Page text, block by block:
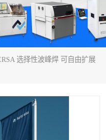
选择性波峰焊 可自由扩展
选择性波峰焊
VERSAFLOW-335
波峰焊
自动光学检测TR7700QE
TR5001
XS全自动高速贴片机